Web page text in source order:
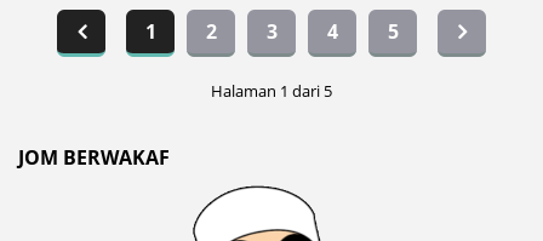
1 2 3 4 5
Halaman 1 dari 5
JOM BERWAKAF